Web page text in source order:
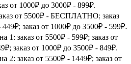
от 1000₽ до 3000₽ - 899₽.
от 5500₽ - БЕСПЛАТНО; заказ
заказ от 1000₽ до 3500₽ - 599₽.
1: заказ от 5500₽ - 599₽; заказ от
заказ от 1000₽ до 3500₽ - 849₽.
2: заказ от 5500₽ - 1449₽; заказ от